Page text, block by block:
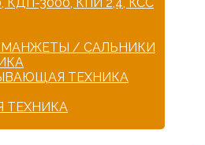
/ САЛЬНИКИ
ТЕХНИКА
ТЕХНИКА